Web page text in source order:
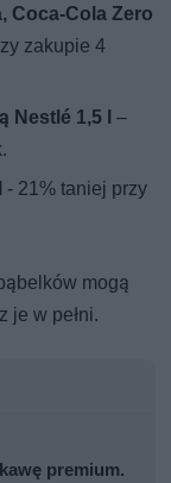
Coca-Cola Zero
zakupie 4
Nestlé 1,5 l –
- 21% taniej przy
mogą
je w pełni.
premium.